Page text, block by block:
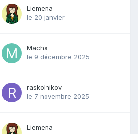
Liemena
le 20 janvier
Macha
le 9 décembre 2025
raskolnikov
le 7 novembre 2025
Liemena